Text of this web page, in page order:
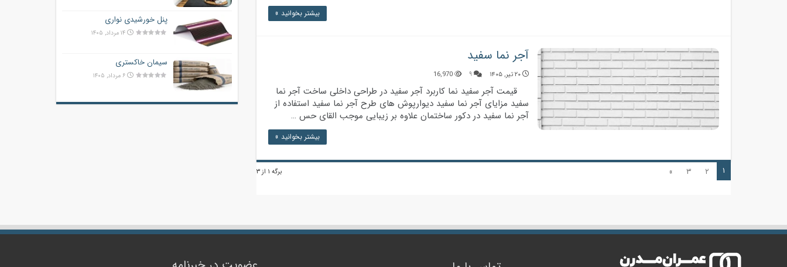
بیشتر بخوانید »
آجر نما سفید
۲۰ تیر, ۱۴۰۵ ۹ 16,970
قیمت آجر سفید نما کاربرد آجر سفید در طراحی داخلی ساخت آجر نما
سفید مزایای آجر نما سفید دیوارپوش های طرح آجر نما سفید استفاده از
آجر نما سفید در دکور ساختمان علاوه بر زیبایی موجب القای حس …
بیشتر بخوانید »
برگه ۱ از ۳ ۱ ۲ ۳ »
پنل خورشیدی نواری
۱۴ مرداد, ۱۴۰۵
سیمان خاکستری
۶ مرداد, ۱۴۰۵